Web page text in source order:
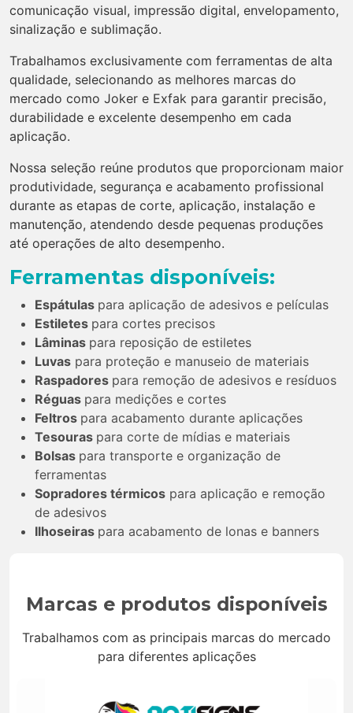
comunicação visual, impressão digital, envelopamento,
sinalização e sublimação.
Trabalhamos exclusivamente com ferramentas de alta
qualidade, selecionando as melhores marcas do
mercado como Joker e Exfak para garantir precisão,
durabilidade e excelente desempenho em cada
aplicação.
Nossa seleção reúne produtos que proporcionam maior
produtividade, segurança e acabamento profissional
durante as etapas de corte, aplicação, instalação e
manutenção, atendendo desde pequenas produções
até operações de alto desempenho.
Ferramentas disponíveis:
Espátulas para aplicação de adesivos e películas
Estiletes para cortes precisos
Lâminas para reposição de estiletes
Luvas para proteção e manuseio de materiais
Raspadores para remoção de adesivos e resíduos
Réguas para medições e cortes
Feltros para acabamento durante aplicações
Tesouras para corte de mídias e materiais
Bolsas para transporte e organização de
ferramentas
Sopradores térmicos para aplicação e remoção
de adesivos
Ilhoseiras para acabamento de lonas e banners
Marcas e produtos disponíveis
Trabalhamos com as principais marcas do mercado
para diferentes aplicações